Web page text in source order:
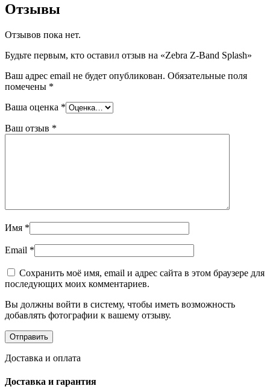
Отзывы
Отзывов пока нет.
Будьте первым, кто оставил отзыв на «Zebra Z-Band Splash»
Ваш адрес email не будет опубликован. Обязательные поля
помечены *
Ваша оценка *
Ваш отзыв *
Имя *
Email *
Сохранить моё имя, email и адрес сайта в этом браузере для
последующих моих комментариев.
Вы должны войти в систему, чтобы иметь возможность
добавлять фотографии к вашему отзыву.
Доставка и оплата
Доставка и гарантия